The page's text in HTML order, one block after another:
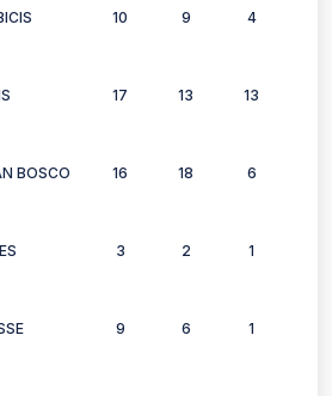
10 9 4
17 13 13
BOSCO 16 18 6
3 2 1
9 6 1